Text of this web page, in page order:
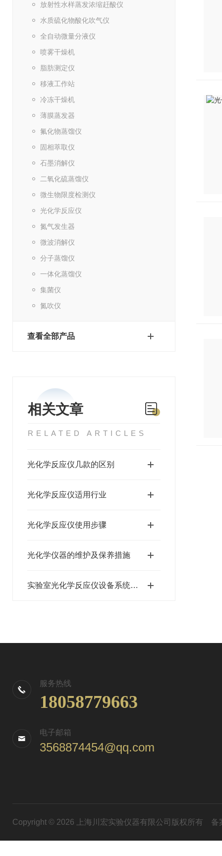
放射性水样蒸发浓缩赶酸仪
水质硫化物酸化吹气仪
全自动微量分液仪
喷雾干燥机
脂肪测定仪
移液工作站
冷冻干燥机
薄膜蒸发器
氟化物蒸馏仪
固相萃取仪
石墨消解仪
二氧化硫蒸馏仪
微生物限度检测仪
光化学反应仪
氮气发生器
微波消解仪
分子蒸馏仪
一体化蒸馏仪
集菌仪
氮吹仪
查看全部产品
相关文章
RELATED ARTICLES
光化学反应仪几款的区别
光化学反应仪适用行业
光化学反应仪使用步骤
光化学仪器的维护及保养措施
实验室光化学反应仪设备系统介绍
服务热线
18058779663
电子邮箱
3568874454@qq.com
Copyright © 2026 上海川宏实验仪器有限公司版权所有 备